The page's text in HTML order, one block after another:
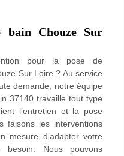
bain Chouze Sur
pour la pose de
Sur Loire ? Au service
demande, notre équipe
37140 travaille tout type
l’entretien et la pose
faisons les interventions
mesure d’adapter votre
Nous pouvons